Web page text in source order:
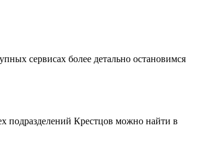
сервисах более детально остановимся
подразделений Крестцов можно найти в